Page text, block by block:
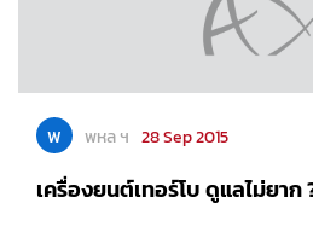
พ พหล ฯ 28 Sep 2015
เครื่องยนต์เทอร์โบ ดูแลไม่ยาก